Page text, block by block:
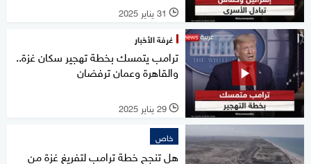
l 31 يناير 2025
غرفة الأخبار
ترامب يتمسك بخطة تهجير سكان غزة..
والقاهرة وعمان ترفضان
l 29 يناير 2025
خاص
هل تنجح خطة ترامب لتفريغ غزة من